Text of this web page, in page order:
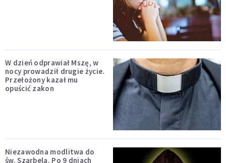
W dzień odprawiał Mszę, w
nocy prowadził drugie życie.
Przełożony kazał mu
opuścić zakon
Niezawodna modlitwa do
św. Szarbela. Po 9 dniach